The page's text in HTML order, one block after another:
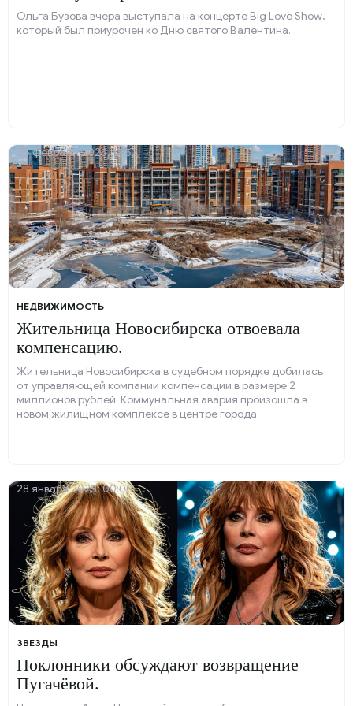
Ольга Бузова вчера выступала на концерте Big Love Show,
который был приурочен ко Дню святого Валентина.
НЕДВИЖИМОСТЬ
Жительница Новосибирска отвоевала
компенсацию.
Жительница Новосибирска в судебном порядке добилась
от управляющей компании компенсации в размере 2
миллионов рублей. Коммунальная авария произошла в
новом жилищном комплексе в центре города.
05 февраля 2025, 17:52
ЗВЕЗДЫ
Поклонники обсуждают возвращение
Пугачёвой.
28 января 2025, 00:00